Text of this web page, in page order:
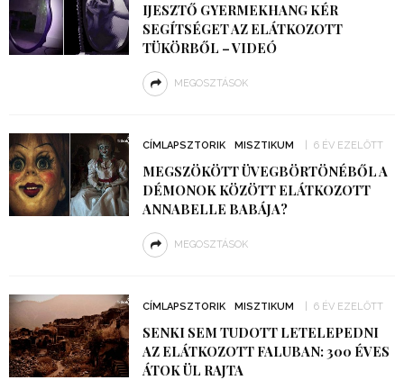
IJESZTŐ GYERMEKHANG KÉR
SEGÍTSÉGET AZ ELÁTKOZOTT
TÜKÖRBŐL – VIDEÓ
MEGOSZTÁSOK
CÍMLAPSZTORIK MISZTIKUM 6 ÉV EZELŐTT
MEGSZÖKÖTT ÜVEGBÖRTÖNÉBŐL A
DÉMONOK KÖZÖTT ELÁTKOZOTT
ANNABELLE BABÁJA?
MEGOSZTÁSOK
CÍMLAPSZTORIK MISZTIKUM 6 ÉV EZELŐTT
SENKI SEM TUDOTT LETELEPEDNI
AZ ELÁTKOZOTT FALUBAN: 300 ÉVES
ÁTOK ÜL RAJTA